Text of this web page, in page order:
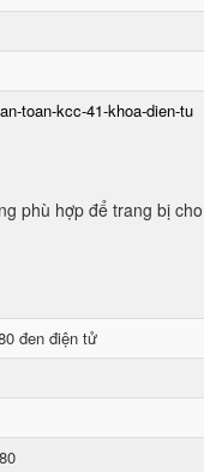
toan-kcc-41-khoa-dien-tu
phù hợp để trang bị
đen điện tử